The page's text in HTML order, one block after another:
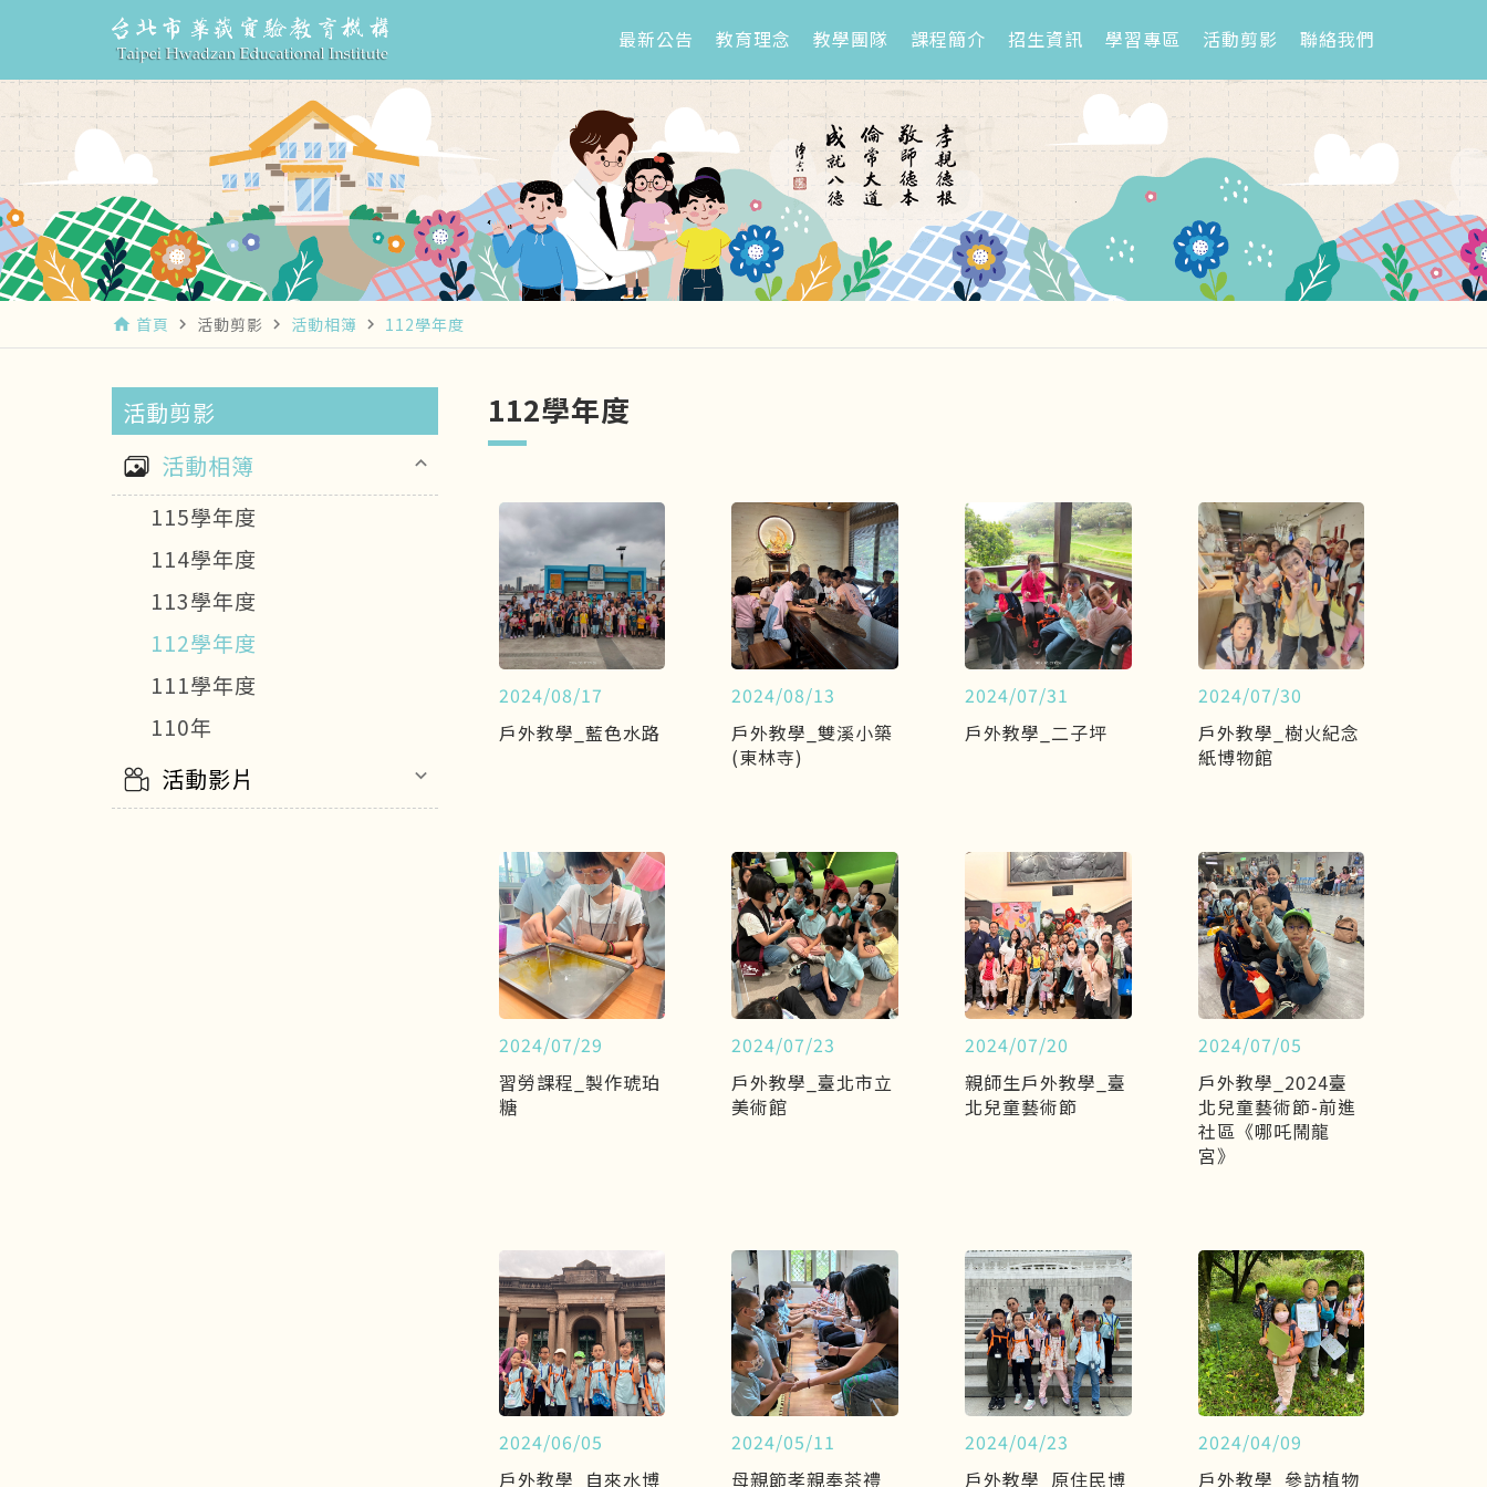
最新公告 教育理念 教學團隊 課程簡介 招生資訊 學習專區 活動剪影 聯絡我們
home 首頁 navigate_next 活動剪影 navigate_next 活動相簿 navigate_next 112學年度
活動剪影
活動相簿
keyboard_arrow_up
115學年度
114學年度
113學年度
112學年度
111學年度
110年
活動影片 keyboard_arrow_down
112學年度
2024/08/17
戶外教學_藍色水路
2024/08/13
戶外教學_雙溪小築
(東林寺)
2024/07/31
戶外教學_二子坪
2024/07/30
戶外教學_樹火紀念
紙博物館
2024/07/29
習勞課程_製作琥珀
糖
2024/07/23
戶外教學_臺北市立
美術館
2024/07/20
親師生戶外教學_臺
北兒童藝術節
2024/07/05
戶外教學_2024臺
北兒童藝術節-前進
社區《哪吒鬧龍
宮》
2024/06/05
戶外教學_自來水博
2024/05/11
母親節孝親奉茶禮
2024/04/23
戶外教學_原住民博
2024/04/09
戶外教學_參訪植物